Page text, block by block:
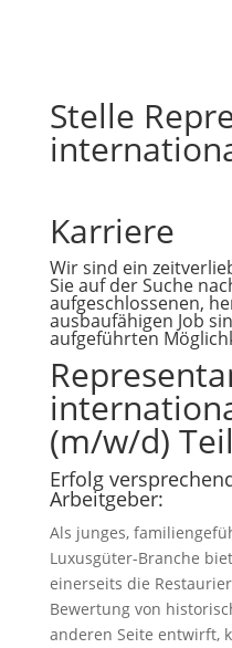
Stelle
Karriere
Wir sind ein
Sie auf der Suche
aufgeschlossenen,
ausbaufähigen Job
aufgeführten
(m/w/d)
Erfolg
Arbeitgeber:
Als junges,
Luxusgüter-Branche
einerseits die
Bewertung von
anderen Seite entwirft,